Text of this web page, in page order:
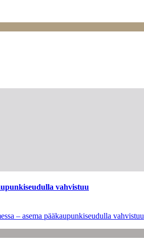
vahvistuu
– asema pääkaupunkiseudulla vahvistuu